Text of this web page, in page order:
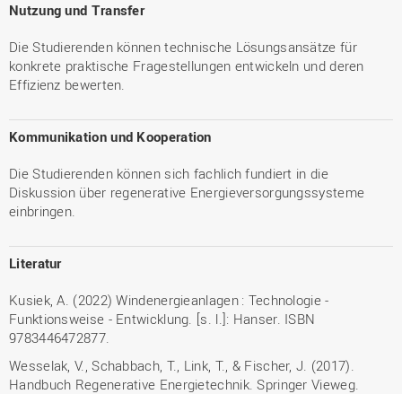
Nutzung und Transfer
Die Studierenden können technische Lösungsansätze für
konkrete praktische Fragestellungen entwickeln und deren
Effizienz bewerten.
Kommunikation und Kooperation
Die Studierenden können sich fachlich fundiert in die
Diskussion über regenerative Energieversorgungssysteme
einbringen.
Literatur
Kusiek, A. (2022) Windenergieanlagen : Technologie -
Funktionsweise - Entwicklung. [s. l.]: Hanser. ISBN
9783446472877.
Wesselak, V., Schabbach, T., Link, T., & Fischer, J. (2017).
Handbuch Regenerative Energietechnik. Springer Vieweg.